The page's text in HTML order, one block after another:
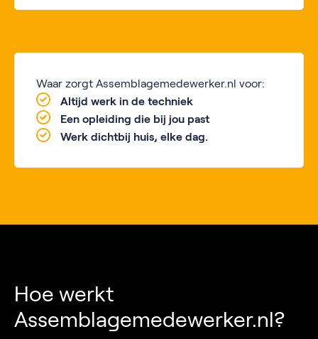
Waar zorgt Assemblagemedewerker.nl voor:
Altijd werk in de techniek
Een opleiding die bij jou past
Werk dichtbij huis, elke dag.
Hoe werkt
Assemblagemedewerker.nl?